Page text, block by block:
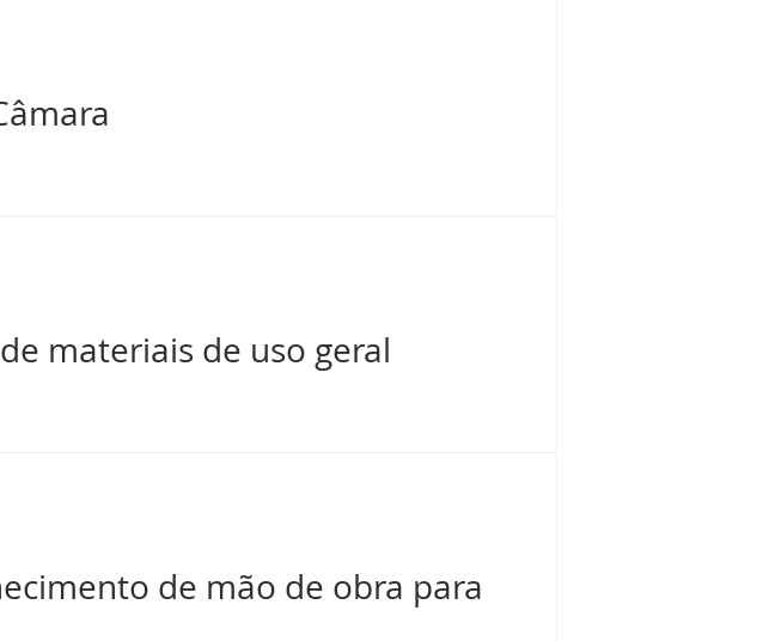
materiais de uso geral
de mão de obra para